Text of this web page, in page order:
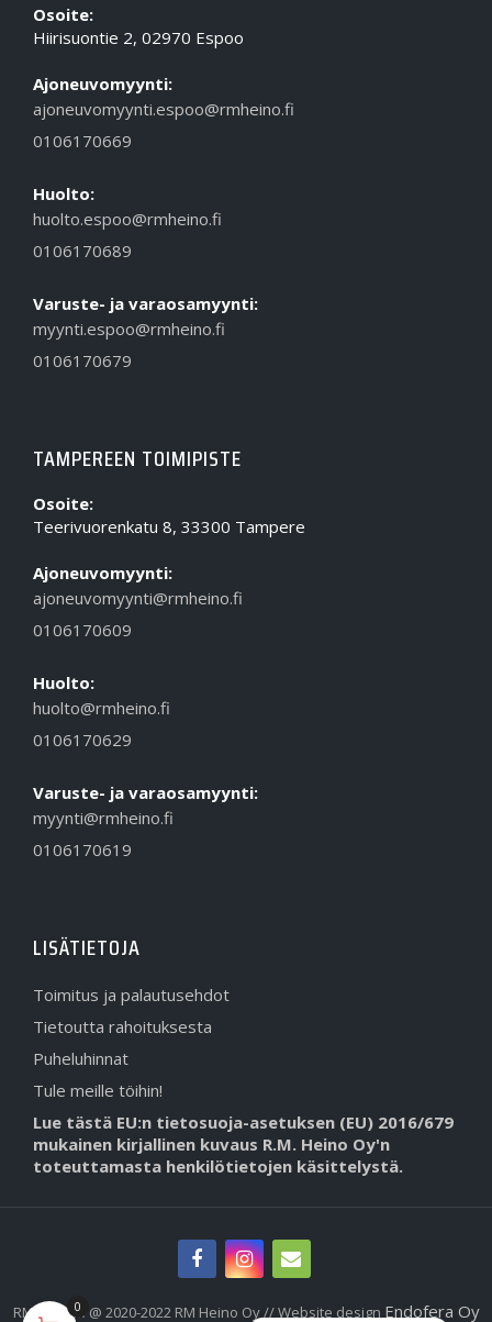
Osoite:
Hiirisuontie 2, 02970 Espoo
Ajoneuvomyynti:
ajoneuvomyynti.espoo@rmheino.fi
0106170669
Huolto:
huolto.espoo@rmheino.fi
0106170689
Varuste- ja varaosamyynti:
myynti.espoo@rmheino.fi
0106170679
TAMPEREEN TOIMIPISTE
Osoite:
Teerivuorenkatu 8, 33300 Tampere
Ajoneuvomyynti:
ajoneuvomyynti@rmheino.fi
0106170609
Huolto:
huolto@rmheino.fi
0106170629
Varuste- ja varaosamyynti:
myynti@rmheino.fi
0106170619
LISÄTIETOJA
Toimitus ja palautusehdot
Tietoutta rahoituksesta
Puheluhinnat
Tule meille töihin!
Lue tästä EU:n tietosuoja-asetuksen (EU) 2016/679
mukainen kirjallinen kuvaus R.M. Heino Oy'n
toteuttamasta henkilötietojen käsittelystä.
RMHeino.fi @ 2020-2022 RM Heino Oy // Website design Endofera Oy
0